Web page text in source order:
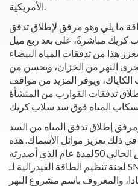
الأمريكية.
ما يلي وهو مرفق لإطلاق تدفق
كريك مباشرةً، على بعد ربع ميل
يعزز هذا من تدفقات المياه البيضاء
اتجاه مجرى النهر من الخزان، ويحسن من
ويوفر المزيد من مواقف
تدفقات القوارب من المنشأة
إطلاق تدفق المياه من السد
في ذلك تعزيز موائل الأسماك. هذه
التحسينات مطلوبة في الترخيص الحالي 50لمدة عام الذي أصدرته
لجنة تنظيم الطاقة الفيدرالية لـ SMUD لتشغيل محطات الطاقة
والمعروف باسم مشروع النهر